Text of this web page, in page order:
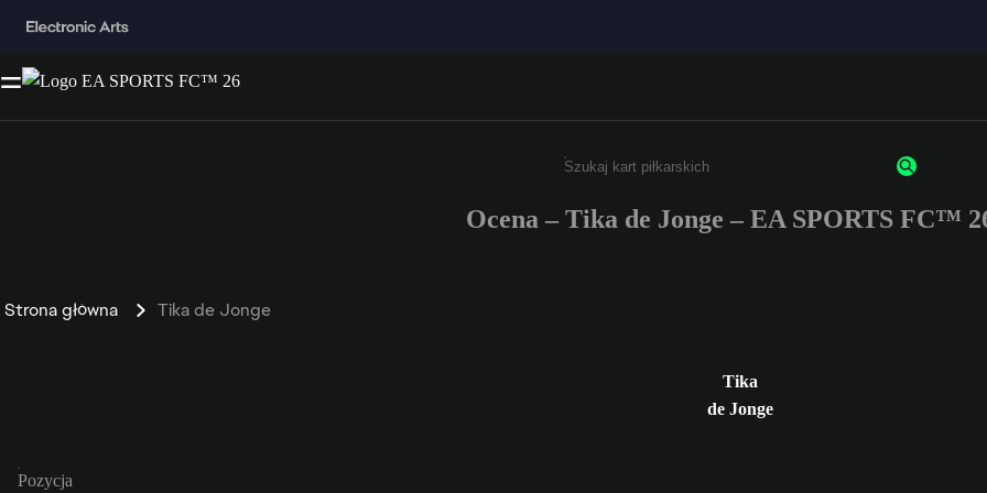
Wpisz co najmniej 3 znaki lub cyfry.
Ocena – Tika de Jonge – EA SPORTS FC™
Strona główna Tika de Jonge
Tika
de Jonge
Pozycja